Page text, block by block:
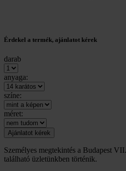
Érdekel a termék, ajánlatot kérek
darab
anyaga:
színe:
méret:
Személyes megtekintés a Budapest
található üzletünkben történik.